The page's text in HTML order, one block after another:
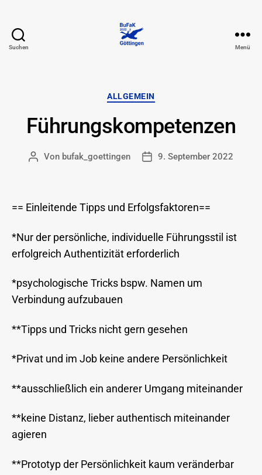
Suchen
Göttingen
Menü
Kategorien
ALLGEMEIN
Führungskompetenzen
Beitragsautor
Von bufak_goettingen Beitragsdatum
9. September 2022
== Einleitende Tipps und Erfolgsfaktoren==
*Nur der persönliche, individuelle Führungsstil ist
erfolgreich Authentizität erforderlich
*psychologische Tricks bspw. Namen um
Verbindung aufzubauen
**Tipps und Tricks nicht gern gesehen
*Privat und im Job keine andere Persönlichkeit
**ausschließlich ein anderer Umgang miteinander
**keine Distanz, lieber authentisch miteinander
agieren
**Prototyp der Persönlichkeit kaum veränderbar